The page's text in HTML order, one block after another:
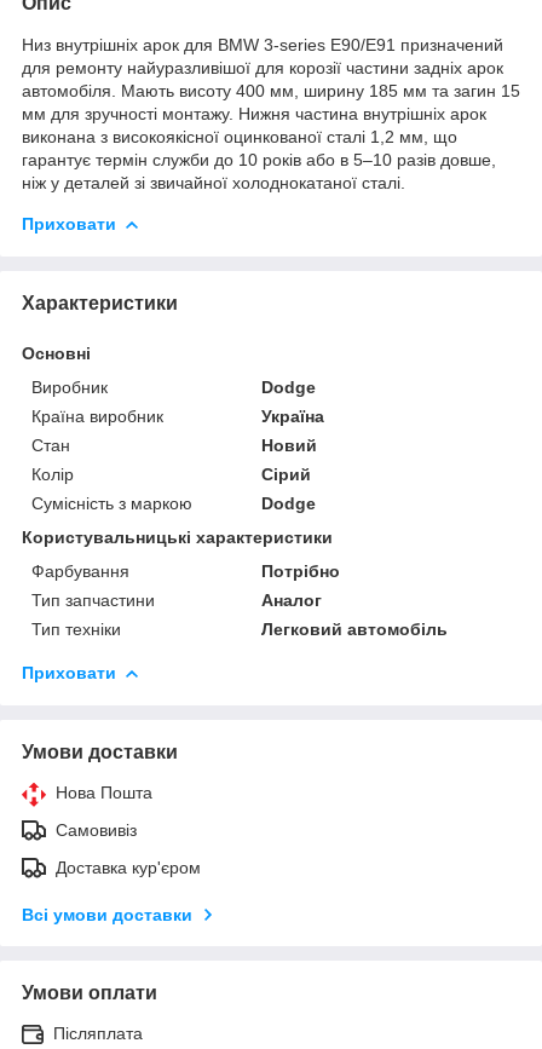
Низ внутрішніх арок для BMW 3-series E90/E91 призначений
для ремонту найуразливішої для корозії частини задніх арок
автомобіля. Мають висоту 400 мм, ширину 185 мм та загин 15
мм для зручності монтажу. Нижня частина внутрішніх арок
виконана з високоякісної оцинкованої сталі 1,2 мм, що
гарантує термін служби до 10 років або в 5–10 разів довше,
ніж у деталей зі звичайної холоднокатаної сталі.
Приховати
Характеристики
Основні
Виробник
Dodge
Країна виробник
Україна
Стан
Новий
Колір
Сірий
Сумісність з маркою
Dodge
Користувальницькі характеристики
Фарбування
Потрібно
Тип запчастини
Аналог
Тип техніки
Легковий автомобіль
Приховати
Умови доставки
Нова Пошта
Самовивіз
Доставка кур'єром
Всі умови доставки
Умови оплати
Післяплата